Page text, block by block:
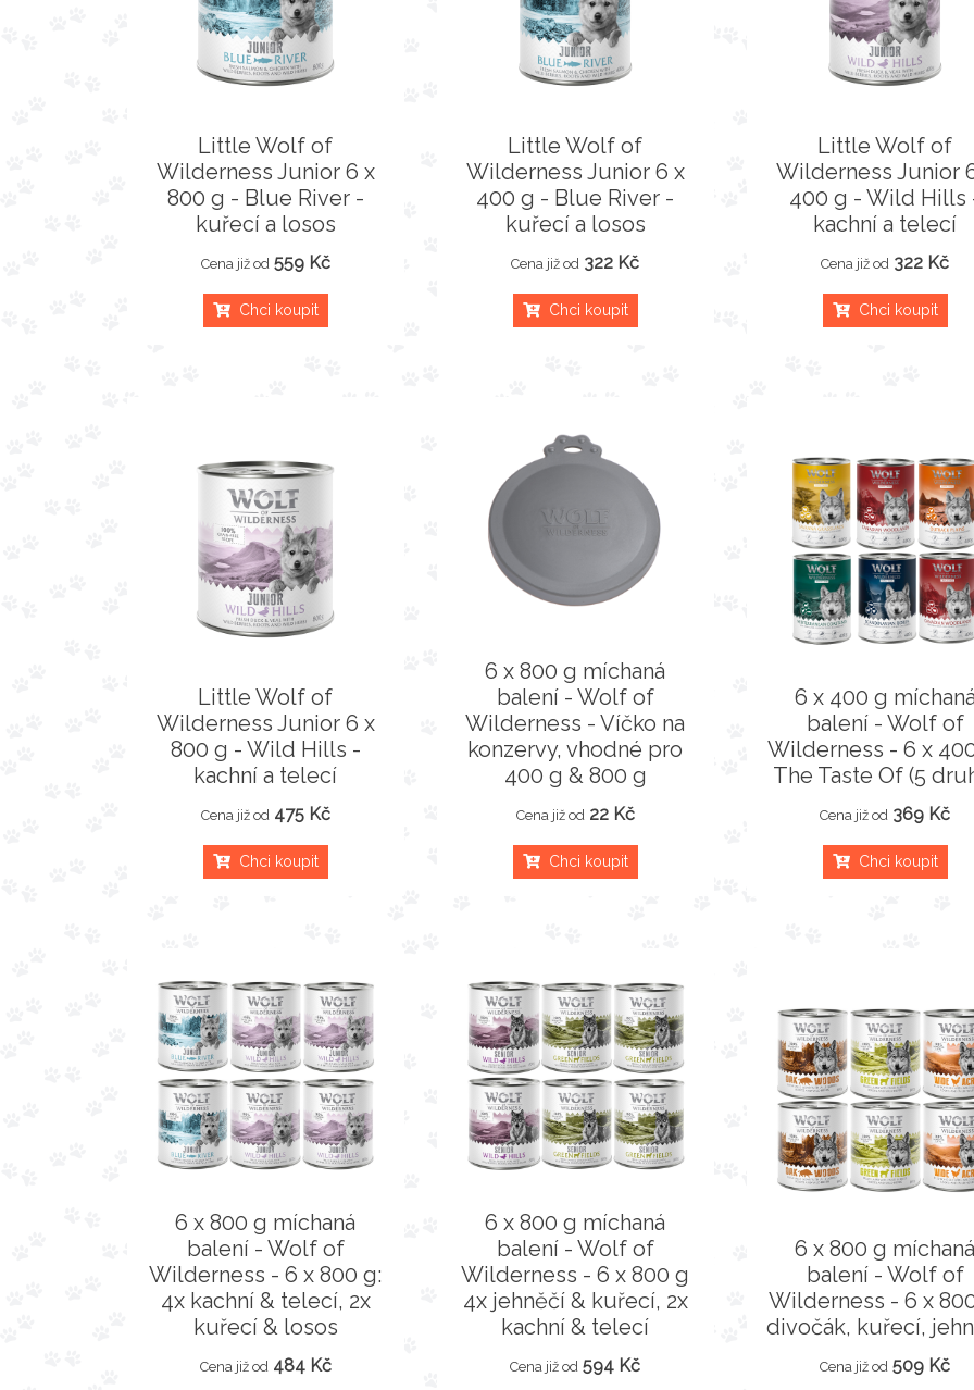
Little Wolf of
Wilderness Junior 6 x
800 g - Blue River -
kuřecí a losos
Cena již od 559 Kč
Chci koupit
Little Wolf of
Wilderness Junior 6 x
400 g - Blue River -
kuřecí a losos
Cena již od 322 Kč
Chci koupit
Little Wolf of
Wilderness Junior
400 g - Wild Hills
kachní a telecí
Cena již od 322 Kč
Chci koupit
Little Wolf of
Wilderness Junior 6 x
800 g - Wild Hills -
kachní a telecí
Cena již od 475 Kč
Chci koupit
6 x 800 g míchaná
balení - Wolf of
Wilderness - Víčko na
konzervy, vhodné pro
400 g & 800 g
Cena již od 22 Kč
Chci koupit
6 x 400 g
balení - Wolf of
Wilderness - 6 x
The Taste Of (5
Cena již od 369 Kč
Chci koupit
6 x 800 g míchaná
balení - Wolf of
Wilderness - 6 x 800 g:
4x kachní & telecí, 2x
kuřecí & losos
Cena již od 484 Kč
6 x 800 g míchaná
balení - Wolf of
Wilderness - 6 x 800 g
4x jehněčí & kuřecí, 2x
kachní & telecí
Cena již od 594 Kč
6 x 800 g
balení - Wolf of
Wilderness - 6 x
divočák, kuřecí,
Cena již od 509 Kč